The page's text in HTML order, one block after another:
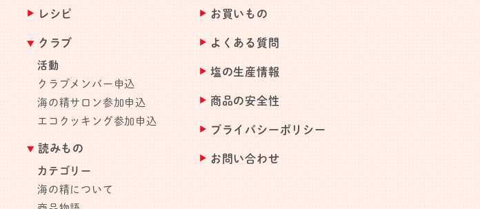
レシピ
クラブ
活動
クラブメンバー申込
海の精サロン参加申込
エコクッキング参加申込
読みもの
カテゴリー
海の精について
お買いもの
よくある質問
塩の生産情報
商品の安全性
プライバシーポリシー
お問い合わせ